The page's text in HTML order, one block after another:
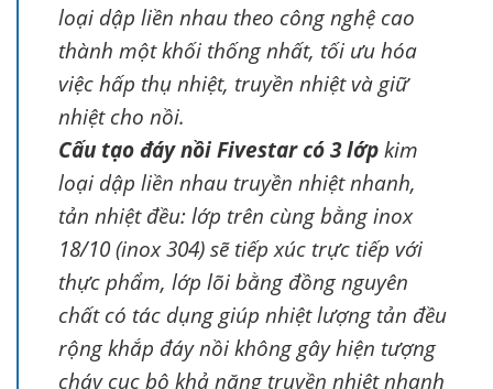
loại dập liền nhau theo công nghệ cao
thành một khối thống nhất, tối ưu hóa
việc hấp thụ nhiệt, truyền nhiệt và giữ
nhiệt cho nồi.
Cấu tạo đáy nồi Fivestar có 3 lớpkim
loại dập liền nhau truyền nhiệt nhanh,
tản nhiệt đều: lớp trên cùng bằng inox
18/10 (inox 304) sẽ tiếp xúc trực tiếp với
thực phẩm, lớp lõi bằng đồng nguyên
chất có tác dụng giúp nhiệt lượng tản đều
rộng khắp đáy nồi không gây hiện tượng
cháy cục bộ khả năng truyền nhiệt nhanh